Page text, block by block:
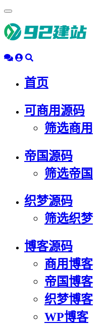
动
导
首页
可商用源码
筛选商用
帝国源码
筛选帝国
织梦源码
筛选织梦
博客源码
商用博客
帝国博客
织梦博客
WP博客